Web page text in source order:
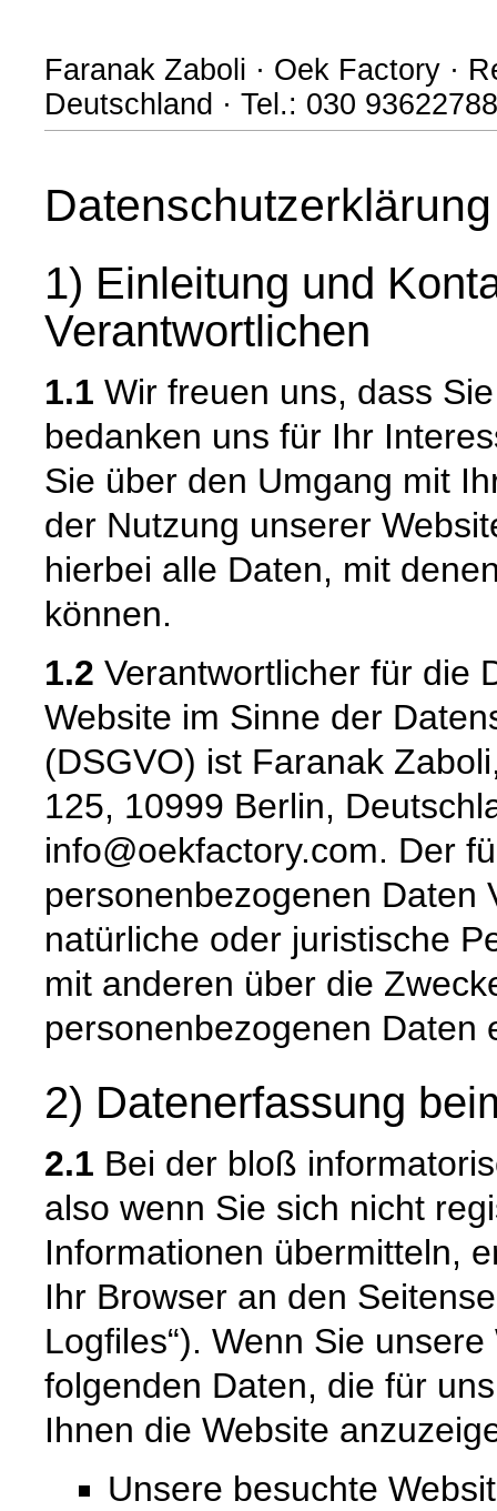
Faranak Zaboli · Oek Factory ·
Deutschland · Tel.: 030
Datenschutzerklärung
1) Einleitung und
Verantwortlichen
1.1 Wir freuen uns, dass
bedanken uns für Ihr
Sie über den Umgang mit
der Nutzung unserer
hierbei alle Daten, mit
können.
1.2 Verantwortlicher für die
Website im Sinne der
(DSGVO) ist Faranak
125, 10999 Berlin,
info@oekfactory.com. Der
personenbezogenen Daten
natürliche oder juristische
mit anderen über die
personenbezogenen Daten
2) Datenerfassung
2.1 Bei der bloß
also wenn Sie sich nicht
Informationen übermitteln,
Ihr Browser an den
Logfiles“). Wenn Sie
folgenden Daten, die für
Ihnen die Website
Unsere besuchte